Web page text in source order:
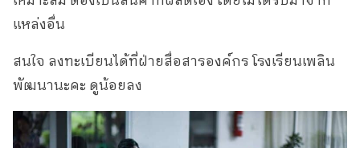
แหล่งอื่น
สนใจ ลงทะเบียนได้ที่ฝ่ายสื่อสารองค์กร โรงเรียนเพลิน
พัฒนานะคะ ดูน้อยลง